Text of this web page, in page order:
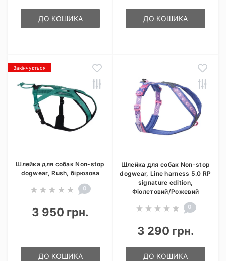
ДО КОШИКА ДО КОШИКА
Закінчується
Шлейка для собак Non-stop
dogwear, Rush, бірюзова
0
3 950 грн.
ДО КОШИКА
Шлейка для собак Non-stop
dogwear, Line harness 5.0 RP
signature edition,
Фіолетовий/Рожевий
0
3 290 грн.
ДО КОШИКА